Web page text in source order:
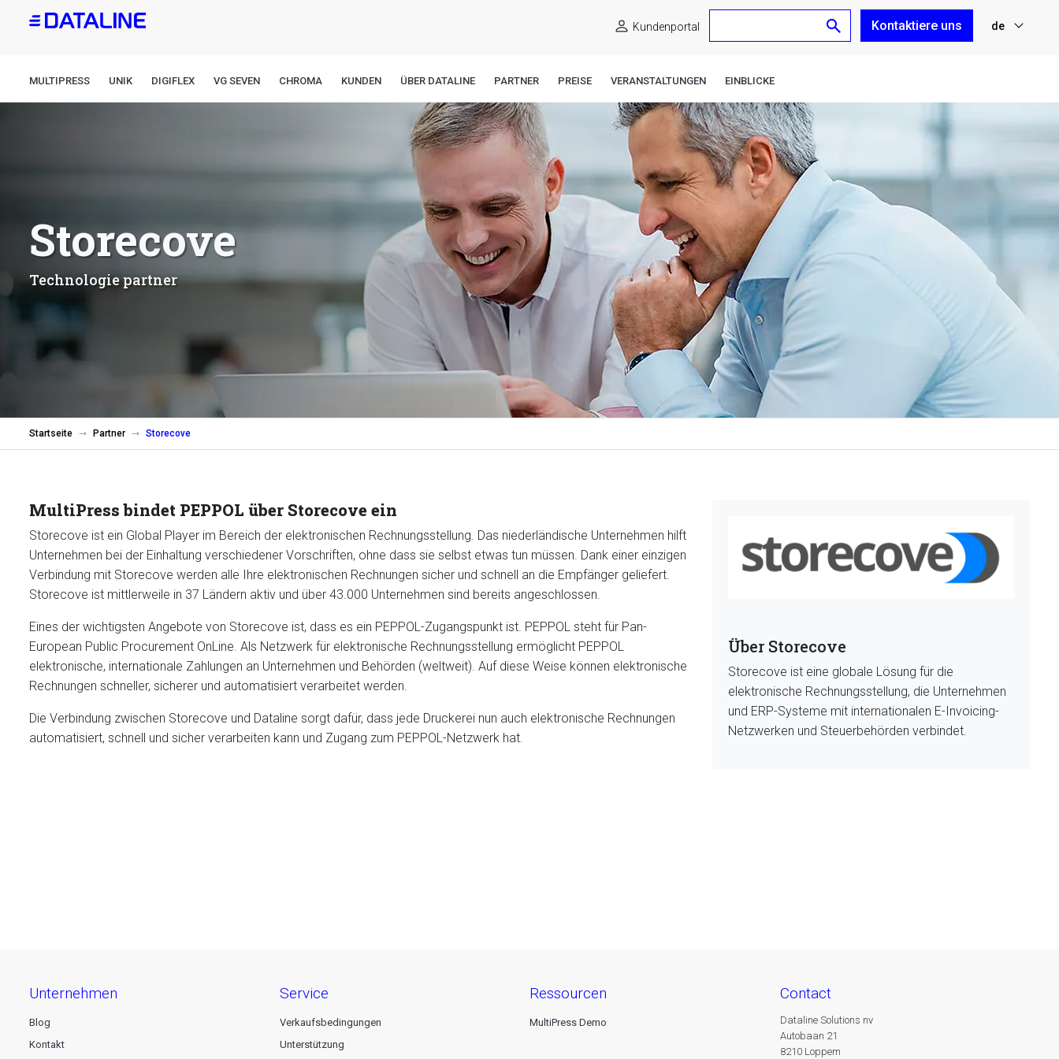
Kundenportal Kontaktiere uns de
MULTIPRESS UNIK DIGIFLEX VG SEVEN CHROMA KUNDEN ÜBER DATALINE PARTNER PREISE VERANSTALTUNGEN EINBLICKE
Storecove
Technologie partner
Startseite Partner Storecove
MultiPress bindet PEPPOL über Storecove ein
Storecove ist ein Global Player im Bereich der elektronischen Rechnungsstellung. Das niederländische Unternehmen hilft
Unternehmen bei der Einhaltung verschiedener Vorschriften, ohne dass sie selbst etwas tun müssen. Dank einer einzigen
Verbindung mit Storecove werden alle Ihre elektronischen Rechnungen sicher und schnell an die Empfänger geliefert.
Storecove ist mittlerweile in 37 Ländern aktiv und über 43.000 Unternehmen sind bereits angeschlossen.
Eines der wichtigsten Angebote von Storecove ist, dass es ein PEPPOL-Zugangspunkt ist. PEPPOL steht für Pan-
European Public Procurement OnLine. Als Netzwerk für elektronische Rechnungsstellung ermöglicht PEPPOL
elektronische, internationale Zahlungen an Unternehmen und Behörden (weltweit). Auf diese Weise können elektronische
Rechnungen schneller, sicherer und automatisiert verarbeitet werden.
Die Verbindung zwischen Storecove und Dataline sorgt dafür, dass jede Druckerei nun auch elektronische Rechnungen
automatisiert, schnell und sicher verarbeiten kann und Zugang zum PEPPOL-Netzwerk hat.
Über Storecove
Storecove ist eine globale Lösung für die
elektronische Rechnungsstellung, die Unternehmen
und ERP-Systeme mit internationalen E-Invoicing-
Netzwerken und Steuerbehörden verbindet.
unternehmen
Blog
Kontakt
service
Verkaufsbedingungen
Unterstützung
ressourcen
MultiPress Demo
contact
Dataline Solutions nv
Autobaan 21
8210 Loppem